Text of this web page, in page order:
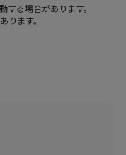
る場合があります。
ります。